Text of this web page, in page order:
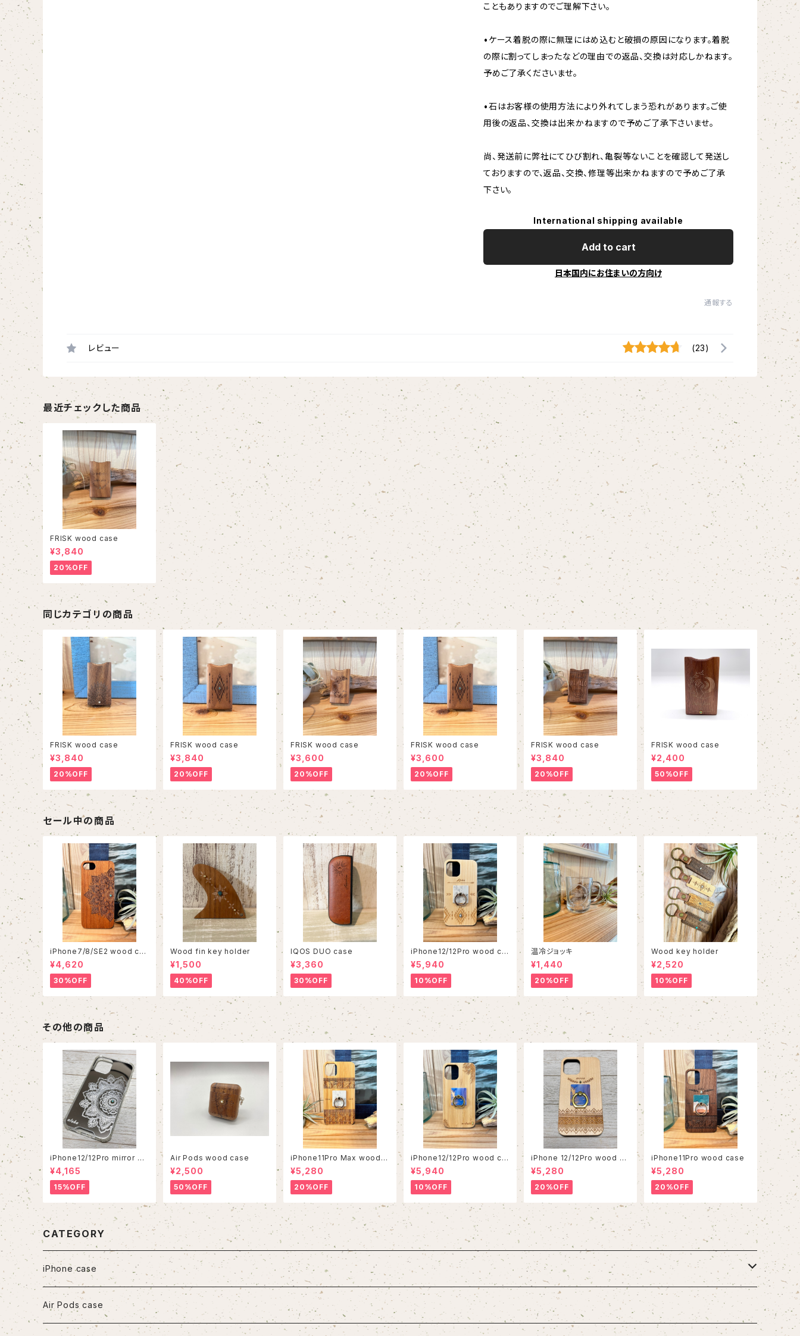
こともありますのでご理解下さい。
•ケース着脱の際に無理にはめ込むと破損の原因になります。着脱
の際に割ってしまったなどの理由での返品、交換は対応しかねます。
予めご了承くださいませ。
•石はお客様の使用方法により外れてしまう恐れがあります。ご使
用後の返品、交換は出来かねますので予めご了承下さいませ。
尚、発送前に弊社にてひび割れ、亀裂等ないことを確認して発送し
ておりますので、返品、交換、修理等出来かねますので予めご了承
下さい。
International shipping available
Add to cart
日本国内にお住まいの方向け
通報する
レビュー (23)
最近チェックした商品
FRISK wood case
¥3,840
20%OFF
同じカテゴリの商品
FRISK wood case
¥3,840
20%OFF
FRISK wood case
¥3,840
20%OFF
FRISK wood case
¥3,600
20%OFF
FRISK wood case
¥3,600
20%OFF
FRISK wood case
¥3,840
20%OFF
FRISK wood case
¥2,400
50%OFF
セール中の商品
iPhone7/8/SE2 wood cas
e 86
¥4,620
30%OFF
Wood fin key holder
¥1,500
40%OFF
IQOS DUO case
¥3,360
30%OFF
iPhone12/12Pro wood ca
se
¥5,940
10%OFF
温冷ジョッキ
¥1,440
20%OFF
Wood key holder
¥2,520
10%OFF
その他の商品
iPhone12/12Pro mirror ca
se
¥4,165
15%OFF
Air Pods wood case
¥2,500
50%OFF
iPhone11Pro Max wood c
ase
¥5,280
20%OFF
iPhone12/12Pro wood ca
se
¥5,940
10%OFF
iPhone 12/12Pro wood ca
se
¥5,280
20%OFF
iPhone11Pro wood case
¥5,280
20%OFF
CATEGORY
iPhone case
iPhone7/8/SE2
Air Pods case